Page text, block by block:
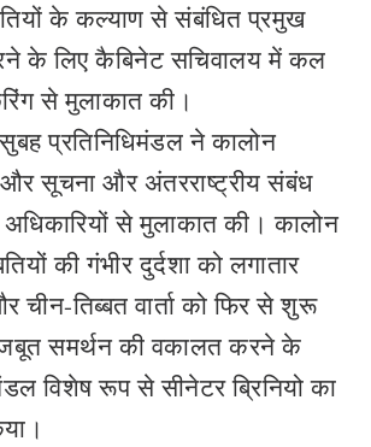
के कल्याण से संबंधित प्रमुख
के लिए कैबिनेट सचिवालय में कल
से मुलाकात की।
प्रतिनिधिमंडल ने कालोन
और सूचना और अंतरराष्ट्रीय संबंध
अधिकारियों से मुलाकात की। कालोन
की गंभीर दुर्दशा को लगातार
तिब्बत वार्ता को फिर से शुरू
समर्थन की वकालत करने के
विशेष रूप से सीनेटर ब्रिनियो का